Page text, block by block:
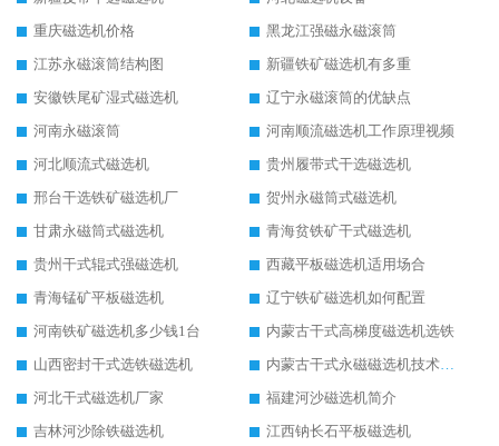
重庆磁选机价格
黑龙江强磁永磁滚筒
江苏永磁滚筒结构图
新疆铁矿磁选机有多重
安徽铁尾矿湿式磁选机
辽宁永磁滚筒的优缺点
河南永磁滚筒
河南顺流磁选机工作原理视频
河北顺流式磁选机
贵州履带式干选磁选机
邢台干选铁矿磁选机厂
贺州永磁筒式磁选机
甘肃永磁筒式磁选机
青海贫铁矿干式磁选机
贵州干式辊式强磁选机
西藏平板磁选机适用场合
青海锰矿平板磁选机
辽宁铁矿磁选机如何配置
河南铁矿磁选机多少钱1台
内蒙古干式高梯度磁选机选铁
山西密封干式选铁磁选机
内蒙古干式永磁磁选机技术要求
河北干式磁选机厂家
福建河沙磁选机简介
吉林河沙除铁磁选机
江西钠长石平板磁选机